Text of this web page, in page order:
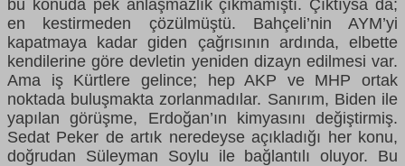
bu konuda pek anlaşmazlık çıkmamıştı. Çıktıysa da;
en kestirmeden çözülmüştü. Bahçeli’nin AYM’yi
kapatmaya kadar giden çağrısının ardında, elbette
kendilerine göre devletin yeniden dizayn edilmesi var.
Ama iş Kürtlere gelince; hep AKP ve MHP ortak
noktada buluşmakta zorlanmadılar. Sanırım, Biden ile
yapılan görüşme, Erdoğan’ın kimyasını değiştirmiş.
Sedat Peker de artık neredeyse açıkladığı her konu,
doğrudan Süleyman Soylu ile bağlantılı oluyor. Bu